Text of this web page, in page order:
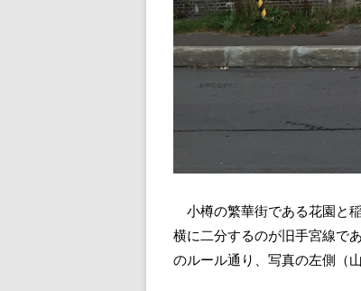
小樽の繁華街である花園と
横に二分するのが旧手宮線で
のルール通り、写真の左側（